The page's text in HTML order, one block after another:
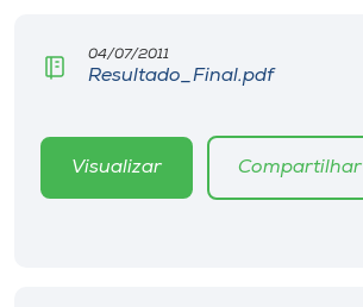
CPA
Biblioteca
04/07/2011
Resultado_Final.pdf
Visualizar Compartilhar